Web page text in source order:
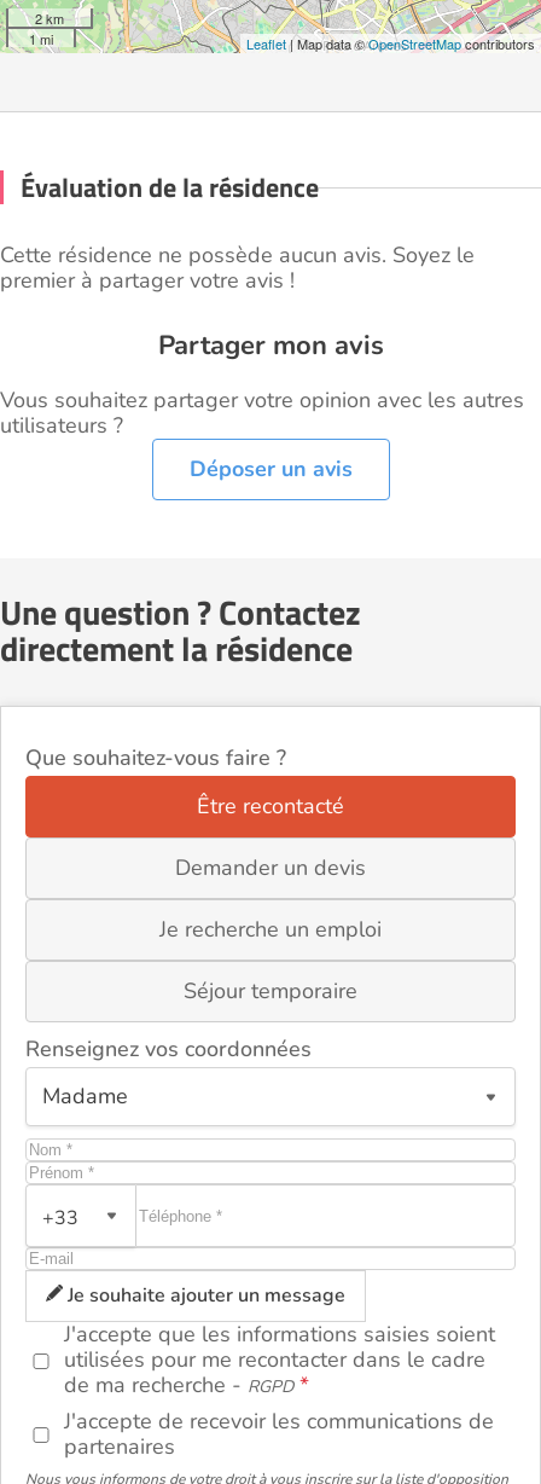
2 km
1 mi
Leaflet| Map data ©OpenStreetMapcontributors
Évaluation de la résidence
Cette résidence ne possède aucun avis. Soyez le
premier à partager votre avis !
Partager mon avis
Vous souhaitez partager votre opinion avec les autres
utilisateurs ?
Déposer un avis
Une question ? Contactez
directement la résidence
Que souhaitez-vous faire ?
Être recontacté
Demander un devis
Je recherche un emploi
Séjour temporaire
Renseignez vos coordonnées
+33
Je souhaite ajouter un message
J'accepte que les informations saisies soient
utilisées pour me recontacter dans le cadre
de ma recherche - RGPD
J'accepte de recevoir les communications de
partenaires
Nous vous informons de votre droit à vous inscrire sur la liste d'opposition
ou